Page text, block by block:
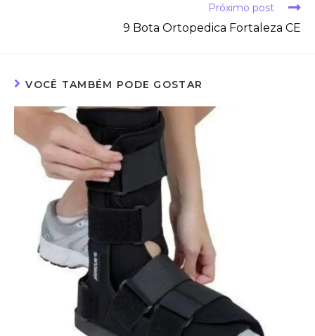
Próximo post
9 Bota Ortopedica Fortaleza CE
VOCÊ TAMBÉM PODE GOSTAR